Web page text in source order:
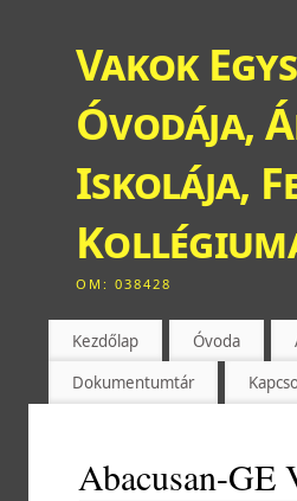
Vakok
Óvodája,
Iskolája,
OM: 038428
Kezdőlap Óvoda
Dokumentumtár
Abacusan-GE